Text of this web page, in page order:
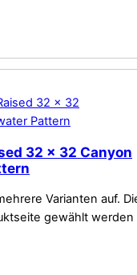
32 x 32 Canyon
Varianten auf.
gewählt werden